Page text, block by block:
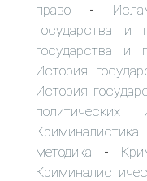
право -
государства и
государства и
История
История
Криминалистика
методика -